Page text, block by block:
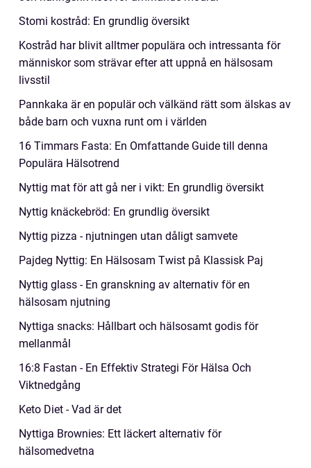
Stomi kostråd: En grundlig översikt
Kostråd har blivit alltmer populära och intressanta för
människor som strävar efter att uppnå en hälsosam
livsstil
Pannkaka är en populär och välkänd rätt som älskas av
både barn och vuxna runt om i världen
16 Timmars Fasta: En Omfattande Guide till denna
Populära Hälsotrend
Nyttig mat för att gå ner i vikt: En grundlig översikt
Nyttig knäckebröd: En grundlig översikt
Nyttig pizza - njutningen utan dåligt samvete
Pajdeg Nyttig: En Hälsosam Twist på Klassisk Paj
Nyttig glass - En granskning av alternativ för en
hälsosam njutning
Nyttiga snacks: Hållbart och hälsosamt godis för
mellanmål
16:8 Fastan - En Effektiv Strategi För Hälsa Och
Viktnedgång
Keto Diet - Vad är det
Nyttiga Brownies: Ett läckert alternativ för
hälsomedvetna